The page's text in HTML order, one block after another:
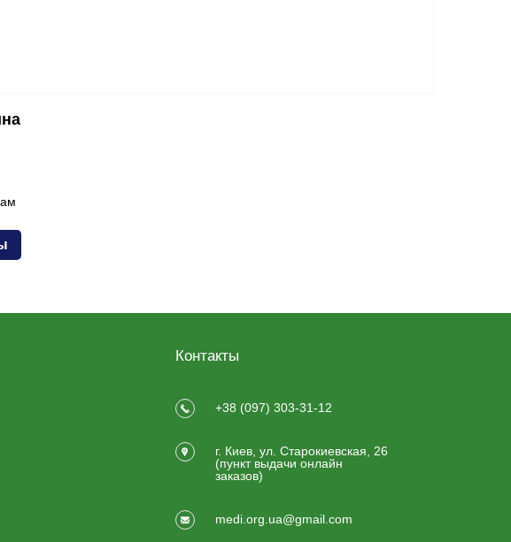
Контакты
+38 (097) 303-31-12
г. Киев, ул. Старокиевская, 26
(пункт выдачи онлайн
заказов)
medi.org.ua@gmail.com